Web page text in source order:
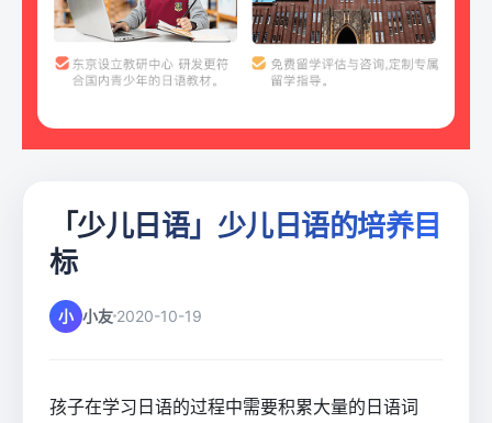
「少儿日语」少儿日语的培养目
标
小 小友 2020-10-19
孩子在学习日语的过程中需要积累大量的日语词